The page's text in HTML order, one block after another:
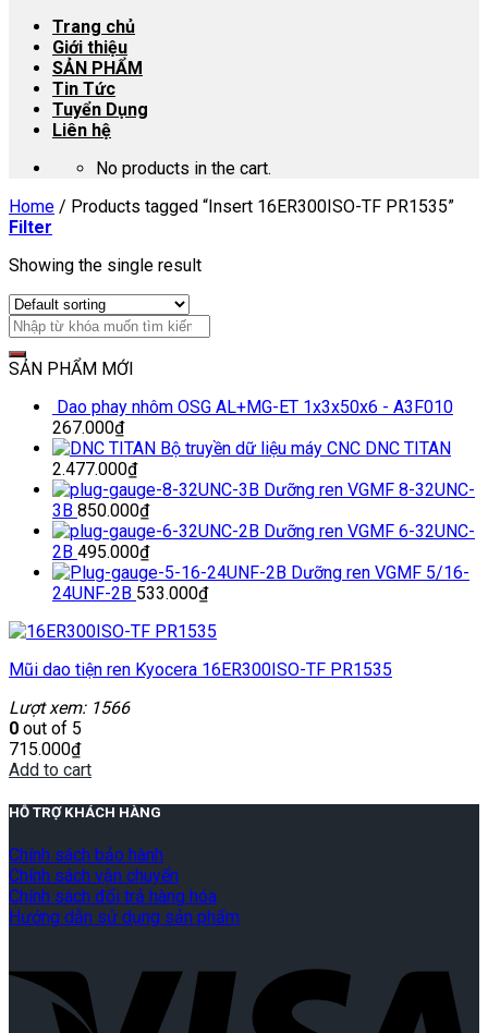
Trang chủ
Giới thiệu
SẢN PHẨM
Tin Tức
Tuyển Dụng
Liên hệ
No products in the cart.
Home / Products tagged “Insert 16ER300ISO-TF PR1535”
Filter
Showing the single result
SẢN PHẨM MỚI
Dao phay nhôm OSG AL+MG-ET 1x3x50x6 - A3F010
267.000₫
Bộ truyền dữ liệu máy CNC DNC TITAN
2.477.000₫
Dưỡng ren VGMF 8-32UNC-
3B 850.000₫
Dưỡng ren VGMF 6-32UNC-
2B 495.000₫
Dưỡng ren VGMF 5/16-
24UNF-2B 533.000₫
Mũi dao tiện ren Kyocera 16ER300ISO-TF PR1535
Lượt xem: 1566
0 out of 5
715.000₫
Add to cart
HỖ TRỢ KHÁCH HÀNG
Chính sách bảo hành
Chính sách vận chuyển
Chính sách đổi trả hàng hóa
Hướng dẫn sử dụng sản phẩm